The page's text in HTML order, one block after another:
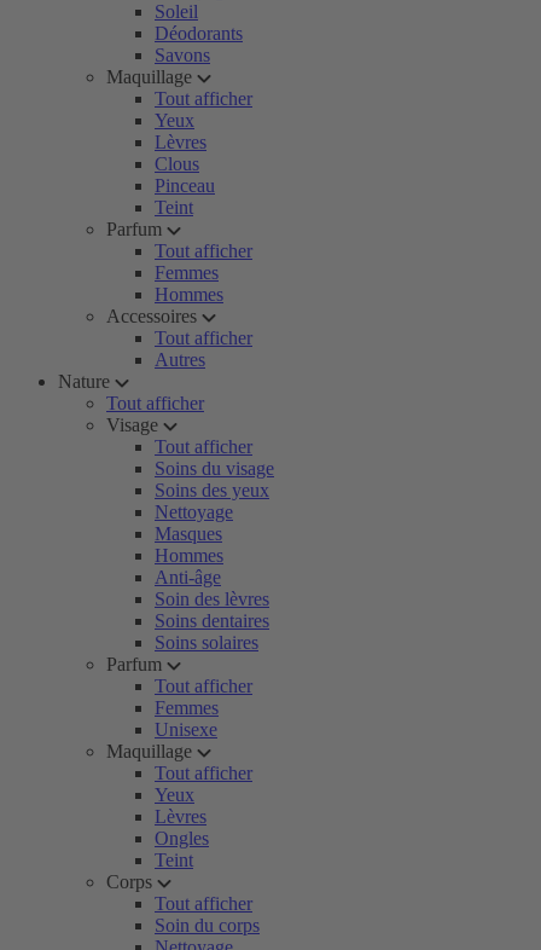
Soleil
Déodorants
Savons
Maquillage
Tout afficher
Yeux
Lèvres
Clous
Pinceau
Teint
Parfum
Tout afficher
Femmes
Hommes
Accessoires
Tout afficher
Autres
Nature
Tout afficher
Visage
Tout afficher
Soins du visage
Soins des yeux
Nettoyage
Masques
Hommes
Anti-âge
Soin des lèvres
Soins dentaires
Soins solaires
Parfum
Tout afficher
Femmes
Unisexe
Maquillage
Tout afficher
Yeux
Lèvres
Ongles
Teint
Corps
Tout afficher
Soin du corps